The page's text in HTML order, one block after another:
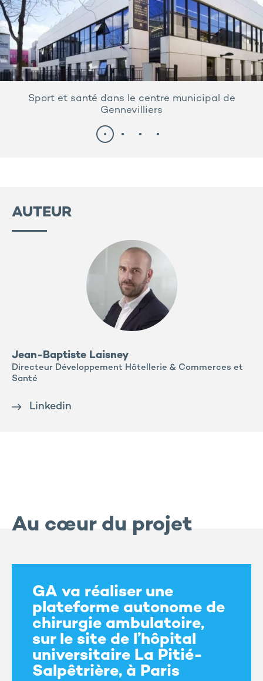
Sport et santé dans le centre municipal de
Gennevilliers
AUTEUR
Jean-Baptiste Laisney
Directeur Développement Hôtellerie & Commerces et
Santé
Linkedin
Au cœur du projet
GA va réaliser une
plateforme autonome de
chirurgie ambulatoire,
sur le site de l’hôpital
universitaire La Pitié-
Salpêtrière, à Paris